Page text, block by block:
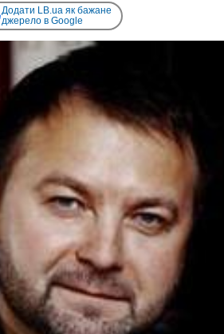
Додати LB.ua як бажане
джерело в Google